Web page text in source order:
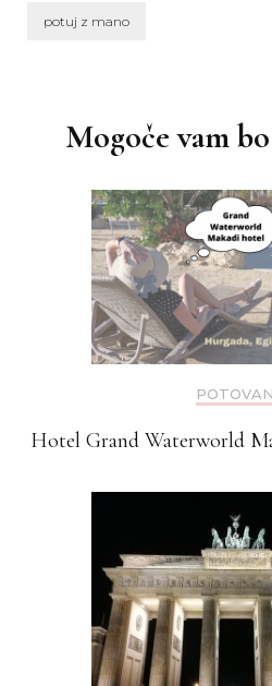
potuj z mano
Mogoče vam
Hotel Grand Waterworld